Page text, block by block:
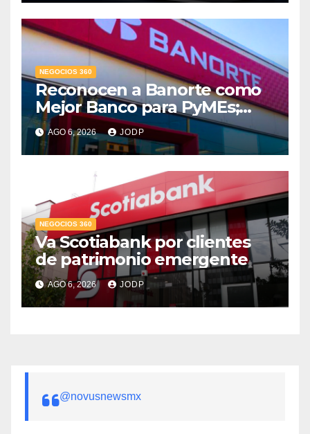
NEGOCIOS 360
Reconocen a Banorte como
Mejor Banco para PyMEs;
supera 14% del mercado
crediticio
AGO 6, 2026 JODP
NEGOCIOS 360
Va Scotiabank por clientes
de patrimonio emergente
AGO 6, 2026 JODP
@novusnewsmx